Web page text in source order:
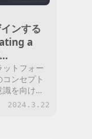
ンする
a
ットフォー
ンセプト
を向けな
いUIを目指
2024.3.22